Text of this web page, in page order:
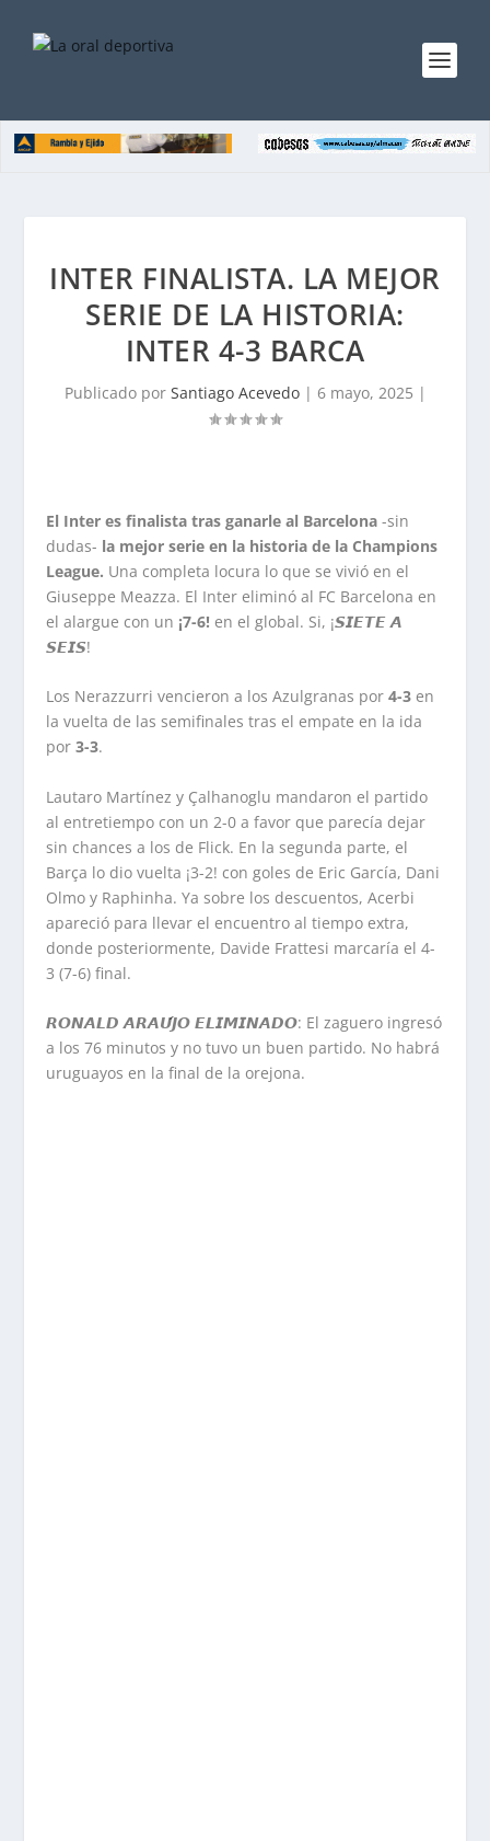
INTER FINALISTA. LA MEJOR
SERIE DE LA HISTORIA:
INTER 4-3 BARCA
Publicado por Santiago Acevedo| 6 mayo, 2025 |
El Inter es finalista tras ganarle al Barcelona -sin
dudas- la mejor serie en la historia de la Champions
League. Una completa locura lo que se vivió en el
Giuseppe Meazza. El Inter eliminó al FC Barcelona en
el alargue con un ¡7-6! en el global. Si, ¡𝙎𝙄𝙀𝙏𝙀 𝘼
𝙎𝙀𝙄𝙎!
Los Nerazzurri vencieron a los Azulgranas por4-3 en
la vuelta de las semifinales tras el empate en la ida
por3-3.
Lautaro Martínez y Çalhanoglu mandaron el partido
al entretiempo con un 2-0 a favor que parecía dejar
sin chances a los de Flick. En la segunda parte, el
Barça lo dio vuelta ¡3-2! con goles de Eric García, Dani
Olmo y Raphinha. Ya sobre los descuentos, Acerbi
apareció para llevar el encuentro al tiempo extra,
donde posteriormente, Davide Frattesi marcaría el 4-
3 (7-6) final.
𝙍𝙊𝙉𝘼𝙇𝘿 𝘼𝙍𝘼𝙐́𝙅𝙊 𝙀𝙇𝙄𝙈𝙄𝙉𝘼𝘿𝙊: El zaguero ingresó
a los 76 minutos y no tuvo un buen partido. No habrá
uruguayos en la final de la orejona.